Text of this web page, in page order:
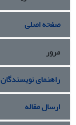
صفحه اصلی
مرور
راهنمای نویسندگان
ارسال مقاله